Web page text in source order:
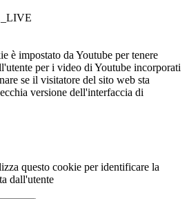
è impostato da Youtube per tenere
per i video di Youtube incorporati
se il visitatore del sito web sta
versione dell'interfaccia di
questo cookie per identificare la
dall'utente